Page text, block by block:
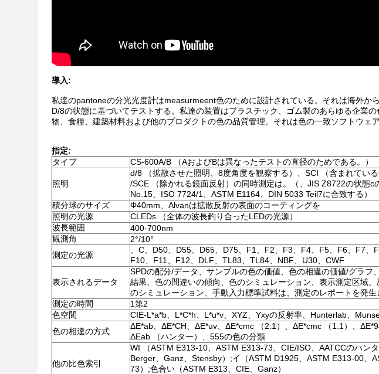
導入:
私達のpantoneの分光光度計はmeasurmeent色のために設計されている。それは海外か
D/8の状態に基づいてテストする。私達の装置はプラスチック、ゴム製のあらゆる企業
物、食糧、建築材料および他のプロダクトの色の品質管理。それは色の一致ソフトウェ
指定:
タイプ
CS-600A/B （AおよびBは異なったテストの直径のためである。）
照明
d/8 （拡散させた照明、8度角度を観察する）、SCI （含まれている
/SCE （除かれる鏡面反射）の同時測定は。（、JIS Z8722の状態c
No.15、ISO 7724/1、ASTM E1164、DIN 5033 Teil7に合致する）
積分球のサイズ
Φ40mm、Alvanは拡散反射の表面のコーティングを
照明の光源
CLEDs （全体の波長釣り合ったLEDの光源）
波長範囲
400-700nm
観測角
2°/10°
測定の光源
、C、D50、D55、D65、D75、F1、F2、F3、F4、F5、F6、F7、
F10、F11、F12、DLF、TL83、TL84、NBF、U30、CWF
表示されるデータ
SPDの配分/データ、サンプルの色の価値、色の相違の価値/グラフ
結果、色の間違いの傾向、色のシミュレーション、表示測定区域
のシミュレーション、手動入力標準試料は、測定のレポートを発生
測定の時間
1第2
色空間
CIE-L*a*b、L*C*h、L*u*v、XYZ、Yxyの反射率、Hunterlab、
色の相違の方式
ΔE*ab、ΔE*CH、ΔE*uv、ΔE*cmc （2:1）、ΔE*cmc （1:1）、
ΔEab （ハンター）、555の色の分類
他の比色索引
WI （ASTM E313-10、ASTM E313-73、CIE/ISO、AATCCのハン
Berger、Ganz、Stensby）;イ（ASTM D1925、ASTM E313-00、
73）;色合い（ASTM E313、CIE、Ganz）